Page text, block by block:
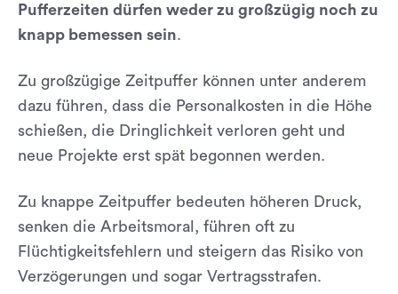
Pufferzeiten dürfen weder zu großzügig noch zu
knapp bemessen sein.
Zu großzügige Zeitpuffer können unter anderem
dazu führen, dass die Personalkosten in die Höhe
schießen, die Dringlichkeit verloren geht und
neue Projekte erst spät begonnen werden.
Zu knappe Zeitpuffer bedeuten höheren Druck,
senken die Arbeitsmoral, führen oft zu
Flüchtigkeitsfehlern und steigern das Risiko von
Verzögerungen und sogar Vertragsstrafen.